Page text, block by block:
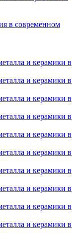
в современном